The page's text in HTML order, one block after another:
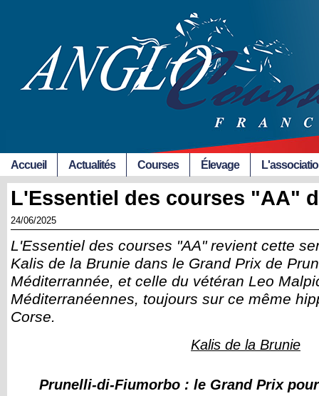
Accueil Actualités Courses Élevage
L'Essentiel des courses "AA"
24/06/2025
L'Essentiel des courses "AA" revient cette
Kalis de la Brunie dans le Grand Prix de
Méditerrannée, et celle du vétéran Leo
Méditerranéennes, toujours sur ce même
Corse.
Kalis de la Brunie
Prunelli-di-Fiumorbo : le Grand Prix